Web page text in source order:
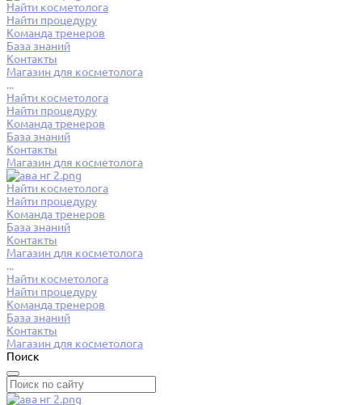
Найти косметолога
Найти процедуру
Команда тренеров
База знаний
Контакты
Магазин для косметолога
...
Найти косметолога
Найти процедуру
Команда тренеров
База знаний
Контакты
Магазин для косметолога
Найти косметолога
Найти процедуру
Команда тренеров
База знаний
Контакты
Магазин для косметолога
...
Найти косметолога
Найти процедуру
Команда тренеров
База знаний
Контакты
Магазин для косметолога
Поиск